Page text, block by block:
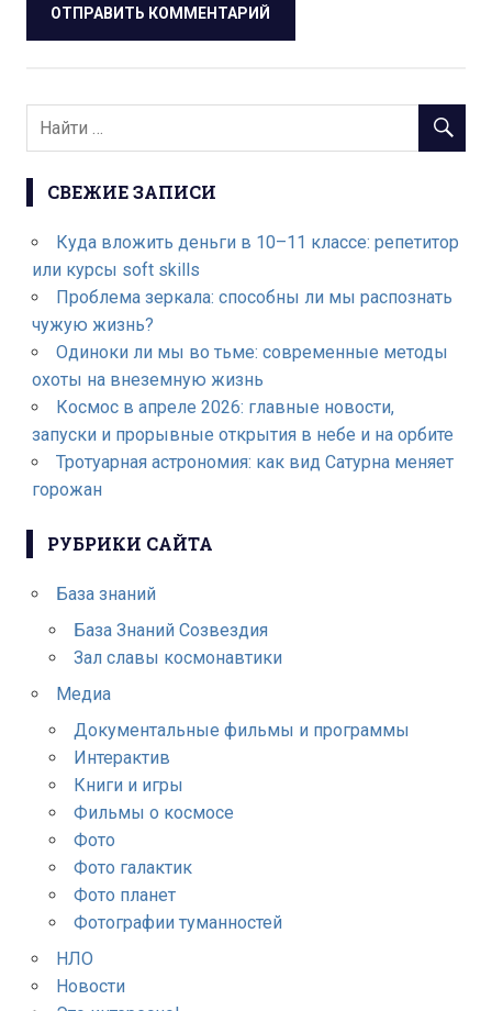
СВЕЖИЕ ЗАПИСИ
Куда вложить деньги в 10–11 классе: репетитор
или курсы soft skills
Проблема зеркала: способны ли мы распознать
чужую жизнь?
Одиноки ли мы во тьме: современные методы
охоты на внеземную жизнь
Космос в апреле 2026: главные новости,
запуски и прорывные открытия в небе и на орбите
Тротуарная астрономия: как вид Сатурна меняет
горожан
РУБРИКИ САЙТА
База знаний
База Знаний Созвездия
Зал славы космонавтики
Медиа
Документальные фильмы и программы
Интерактив
Книги и игры
Фильмы о космосе
Фото
Фото галактик
Фото планет
Фотографии туманностей
НЛО
Новости